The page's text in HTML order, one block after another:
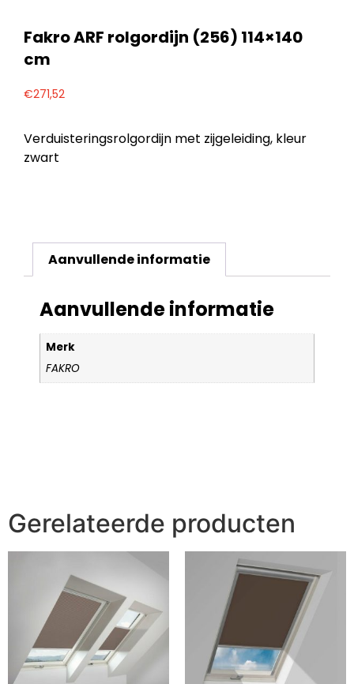
Fakro ARF rolgordijn (256) 114×140
cm
€271,52
Verduisteringsrolgordijn met zijgeleiding, kleur
zwart
Aanvullende informatie
Aanvullende informatie
Merk
FAKRO
Gerelateerde producten